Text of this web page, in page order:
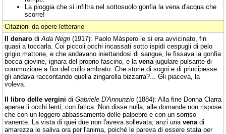
La pioggia che si infiltra nel sottosuolo gonfia la vena d'acqua che
scorre!
Citazioni da opere letterarie
Il denaro di Ada Negri (1917): Paolo Màspero le si era avvicinato, fin
quasi a toccarla. Coi piccoli occhi incassati sotto ispidi cespugli di pelo
grigio mattone, e che andavano iniettandosi di sangue, le fissava la gonfia
bocca giovine, ignara del proprio fascino, e la vena jugulare pulsante di
commozione a fior del collo ambrato. Che storie di sogni e di principesse
gli andava raccontando quella zingarella bizzarra?... Gli piaceva, la
voleva.
Il libro delle vergini di Gabriele D'Annunzio (1884): Alla fine Donna Clarra
aperse li occhi lenti, con fatica. Non disse nulla, alle domande non rispose
che con un leggero abbassamento delle palpebre e con un sorriso
vanente. La vista di quei due non l'aveva sollevata; anzi una vena di
amarezza le saliva ora per l'anima, poiché le pareva di essere stata per